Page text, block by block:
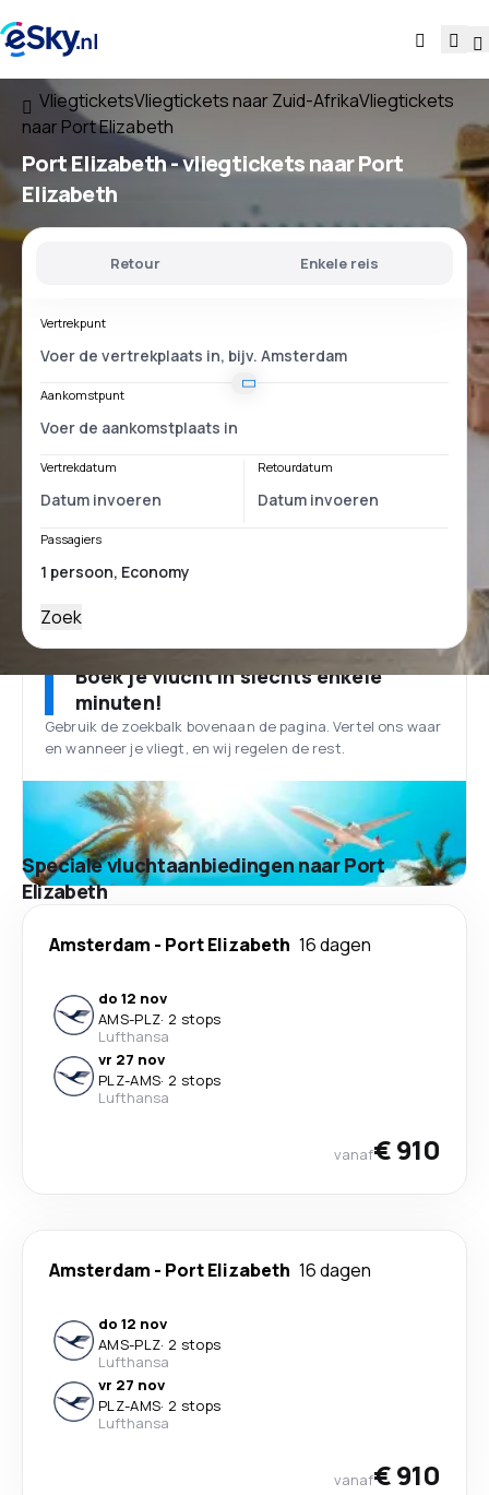
VliegticketsVliegtickets naar Zuid-AfrikaVliegtickets
naar Port Elizabeth
Port Elizabeth - vliegtickets naar Port
Elizabeth
Retour Enkele reis
Vertrekpunt
Aankomstpunt
Vertrekdatum Retourdatum
Passagiers
Zoek
Boek je vlucht in slechts enkele
minuten!
Gebruik de zoekbalk bovenaan de pagina. Vertel ons waar
en wanneer je vliegt, en wij regelen de rest.
Speciale vluchtaanbiedingen naar Port
Elizabeth
Amsterdam - Port Elizabeth 16 dagen
do 12 nov
AMS-PLZ· 2 stops
Lufthansa
vr 27 nov
PLZ-AMS· 2 stops
Lufthansa
vanaf€ 910
Amsterdam - Port Elizabeth 16 dagen
do 12 nov
AMS-PLZ· 2 stops
Lufthansa
vr 27 nov
PLZ-AMS· 2 stops
Lufthansa
vanaf€ 910